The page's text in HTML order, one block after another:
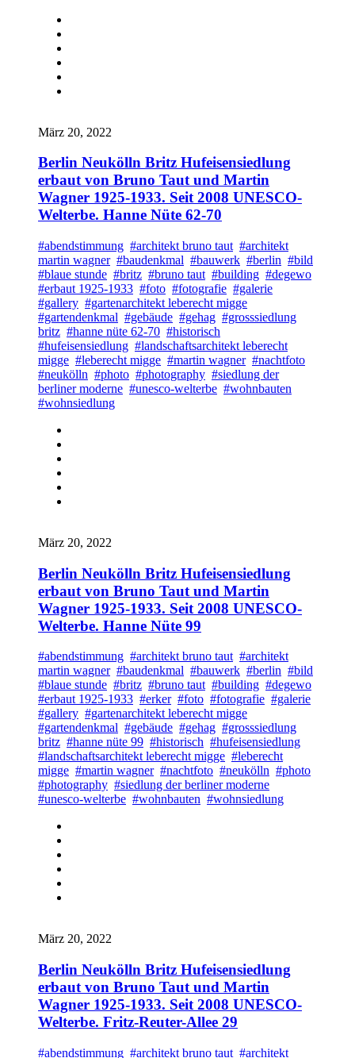
März 20, 2022
Berlin Neukölln Britz Hufeisensiedlung
erbaut von Bruno Taut und Martin
Wagner 1925-1933. Seit 2008 UNESCO-
Welterbe. Hanne Nüte 62-70
#abendstimmung #architekt bruno taut #architekt
martin wagner #baudenkmal #bauwerk #berlin #bild
#blaue stunde #britz #bruno taut #building #degewo
#erbaut 1925-1933 #foto #fotografie #galerie
#gallery #gartenarchitekt leberecht migge
#gartendenkmal #gebäude #gehag #grosssiedlung
britz #hanne nüte 62-70 #historisch
#hufeisensiedlung #landschaftsarchitekt leberecht
migge #leberecht migge #martin wagner #nachtfoto
#neukölln #photo #photography #siedlung der
berliner moderne #unesco-welterbe #wohnbauten
#wohnsiedlung
März 20, 2022
Berlin Neukölln Britz Hufeisensiedlung
erbaut von Bruno Taut und Martin
Wagner 1925-1933. Seit 2008 UNESCO-
Welterbe. Hanne Nüte 99
#abendstimmung #architekt bruno taut #architekt
martin wagner #baudenkmal #bauwerk #berlin #bild
#blaue stunde #britz #bruno taut #building #degewo
#erbaut 1925-1933 #erker #foto #fotografie #galerie
#gallery #gartenarchitekt leberecht migge
#gartendenkmal #gebäude #gehag #grosssiedlung
britz #hanne nüte 99 #historisch #hufeisensiedlung
#landschaftsarchitekt leberecht migge #leberecht
migge #martin wagner #nachtfoto #neukölln #photo
#photography #siedlung der berliner moderne
#unesco-welterbe #wohnbauten #wohnsiedlung
März 20, 2022
Berlin Neukölln Britz Hufeisensiedlung
erbaut von Bruno Taut und Martin
Wagner 1925-1933. Seit 2008 UNESCO-
Welterbe. Fritz-Reuter-Allee 29
#abendstimmung #architekt bruno taut #architekt